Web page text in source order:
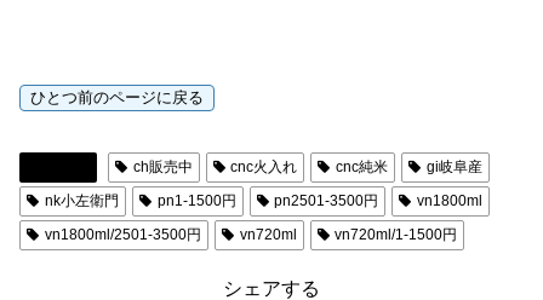
ch販売中 cnc火入れ cnc純米
gi岐阜産
nk小左衛門
pn1-1500円 pn2501-3500円
vn1800ml
vn1800ml/2501-3500円
vn720ml vn720ml/1-1500円
シェアする